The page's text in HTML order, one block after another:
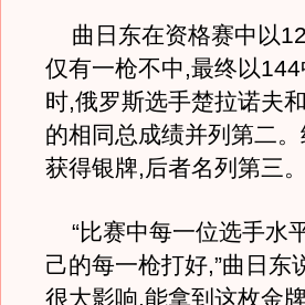
曲日东在资格赛中以
仅有一枪不中,最终以
时,俄罗斯选手楚拉诺夫
的相同总成绩并列第二
获得银牌,后者名列第三。
“比赛中每一位选手水
己的每一枪打好,”曲日东
很大影响,能拿到这枚金